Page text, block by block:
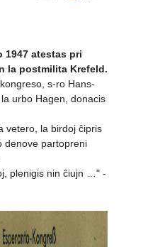
1947 atestas pri
la postmilita Krefeld.
s-ro Hans-
urbo Hagen, donacis
vetero, la birdoj ĉipris
denove partopreni
plenigis nin ĉiujn …" -